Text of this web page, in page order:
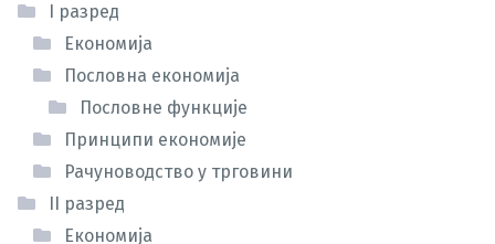
I разред
Економија
Пословна економија
Пословне функције
Принципи економије
Рачуноводство у трговини
II разред
Економија